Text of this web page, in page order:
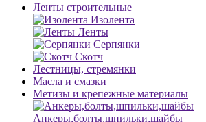
Ленты строительные
Изолента
Ленты
Серпянки
Скотч
Лестницы, стремянки
Масла и смазки
Метизы и крепежные материалы
Анкеры,болты,шпильки,шайбы